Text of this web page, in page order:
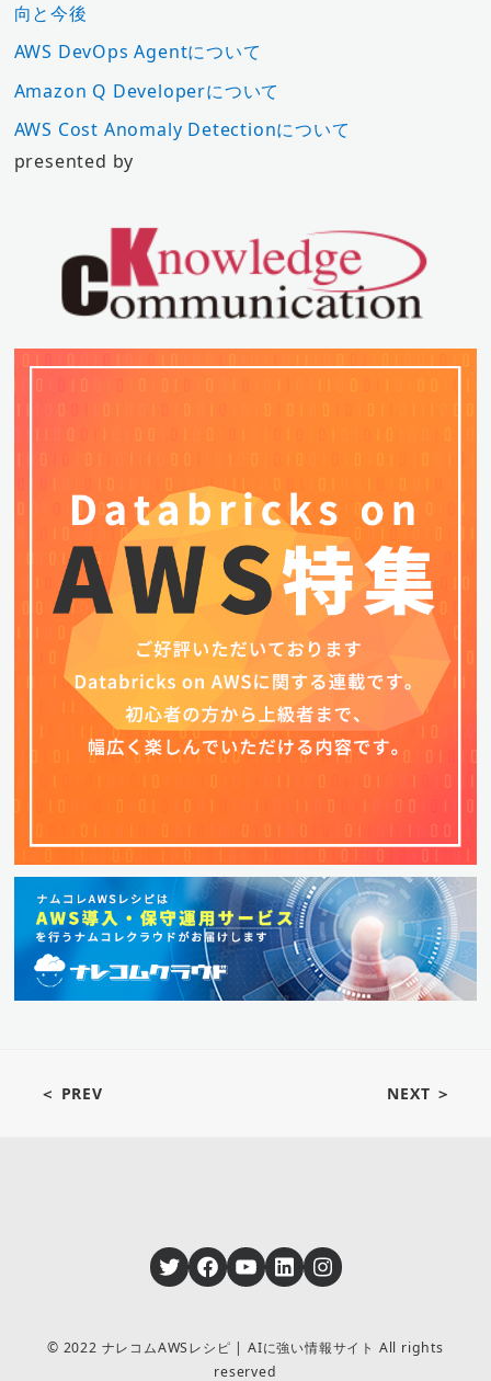
向と今後
AWS DevOps Agentについて
Amazon Q Developerについて
AWS Cost Anomaly Detectionについて
presented by
＜ PREV NEXT ＞
Twitter Facebook YouTube LinkedIn Instagram
© 2022 ナレコムAWSレシピ | AIに強い情報サイト All rights
reserved